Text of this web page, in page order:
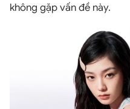
không gặp vấn đề này.